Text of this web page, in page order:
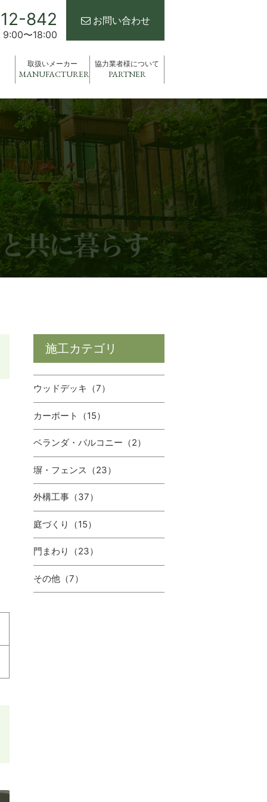
842
9:00〜18:00
お問い合わせ
取扱いメーカー
MANUFACTURER
協力業者様について
PARTNER
施工カテゴリ
ウッドデッキ（7）
カーポート（15）
ベランダ・バルコニー（2）
塀・フェンス（23）
外構⼯事（37）
庭づくり（15）
⾨まわり（23）
その他（7）